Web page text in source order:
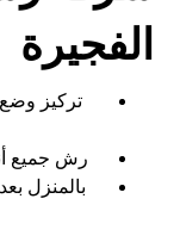
الفجيرة
تركيز وضع
رش جميع
بالمنزل